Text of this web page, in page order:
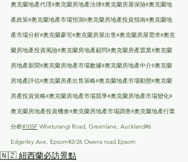
奧克蘭地產代理#奧克蘭房地產法律#奧克蘭房屋保險#奧克蘭地
產政策#奧克蘭地產市場預測#奧克蘭房地產投資指南#奧克蘭地
產市場分析#奧克蘭豪宅#奧克蘭房屋出售#奧克蘭房屋需求#奧克
蘭房地產投資風險#奧克蘭房地產顧問#奧克蘭房產置業#奧克蘭
房地產新聞#奧克蘭房地產市場數據#奧克蘭房地產中介#奧克蘭
房地產評估#奧克蘭房產出售策略#奧克蘭地產市場動態#奧克蘭
房產投資策略#奧克蘭房地產市場競爭#奧克蘭房地產市場變化#
奧克蘭房地產投資機會#奧克蘭房地產市場調查#奧克蘭地產行業
分析#105F Wheturangi Road, Greenlane, Auckland#6
Edgerley Ave, Epsom#2/26 Owens road,Epsom
🇳🇿 紐西蘭必訪景點